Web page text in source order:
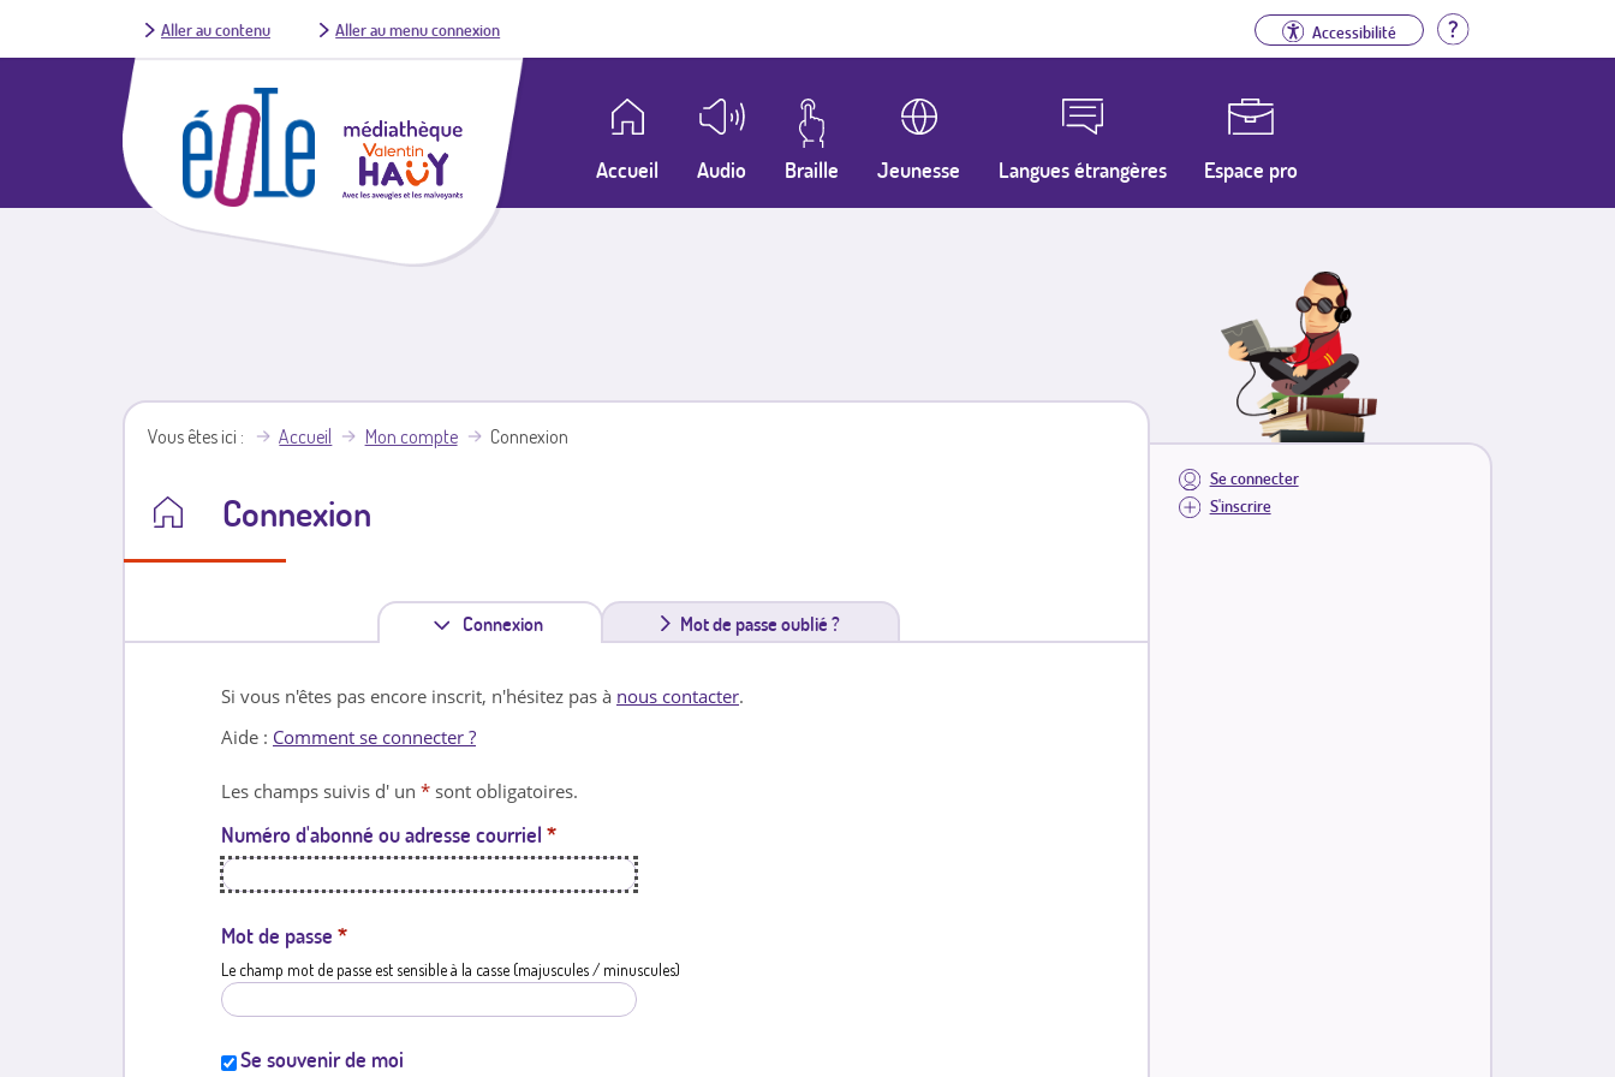
Aller au contenu Aller au menu connexion Accessibilité Aide
Accueil Audio Braille Jeunesse Langues étrangères Espace pro
Se connecter
S'inscrire
Vous êtes ici Accueil Mon compte Connexion
Connexion
Connexion
n
l
e
Mot de passe oublié ?
Si vous n'êtes pas encore inscrit, n'hésitez pas à nous contacter.
Aide : Comment se connecter ?
Les champs suivis d' un * sont obligatoires.
Numéro d'abonné ou adresse courriel *
Mot de passe *
Le champ mot de passe est sensible à la casse (majuscules / minuscules)
Se souvenir de moi